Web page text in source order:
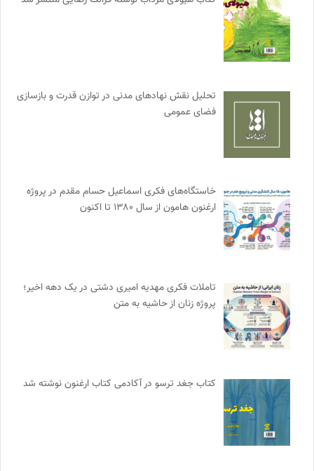
تحلیل نقش نهادهای مدنی در توازن قدرت و بازسازی
فضای عمومی
خاستگاه‌های فکری اسماعیل حسام مقدم در پروژه
ارغنون هامون از سال ۱۳۸۰ تا اکنون
تاملات فکری مهدیه امیری دشتی در یک دهه اخیر؛
پروژه زنان از حاشیه به متن
کتاب جغد ترسو در آکادمی کتاب ارغنون نوشته شد